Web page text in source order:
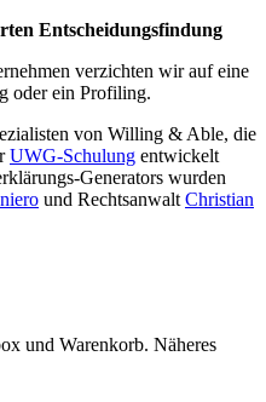
Entscheidungsfindung
verzichten wir auf eine
oder ein Profiling.
von Willing & Able, die
UWG-Schulung entwickelt
Generators wurden
und Rechtsanwalt Christian
und Warenkorb. Näheres